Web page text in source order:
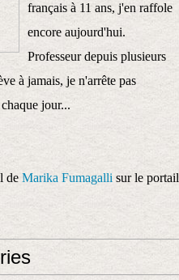
français à 11 ans, j'en raffole
encore aujourd'hui.
Professeur depuis plusieurs
à jamais, je n'arrête pas
jour...
de Marika Fumagalli sur le portail